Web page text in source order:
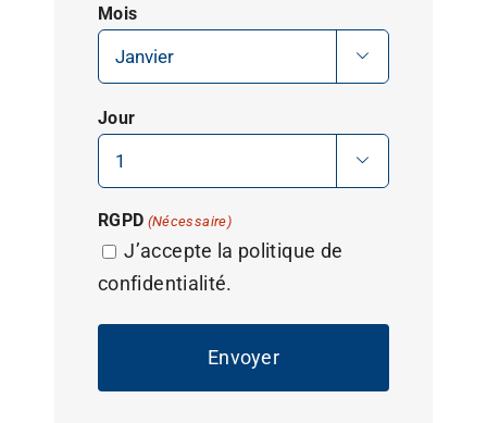
Mois

Jour

RGPD (Nécessaire)
J’accepte la politique de
confidentialité.